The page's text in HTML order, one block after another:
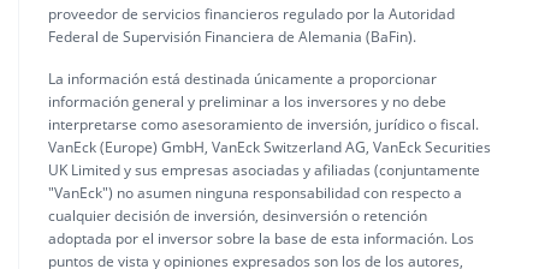
proveedor de servicios financieros regulado por la Autoridad
Federal de Supervisión Financiera de Alemania (BaFin).
La información está destinada únicamente a proporcionar
información general y preliminar a los inversores y no debe
interpretarse como asesoramiento de inversión, jurídico o fiscal.
VanEck (Europe) GmbH, VanEck Switzerland AG, VanEck Securities
UK Limited y sus empresas asociadas y afiliadas (conjuntamente
"VanEck") no asumen ninguna responsabilidad con respecto a
cualquier decisión de inversión, desinversión o retención
adoptada por el inversor sobre la base de esta información. Los
puntos de vista y opiniones expresados son los de los autores,